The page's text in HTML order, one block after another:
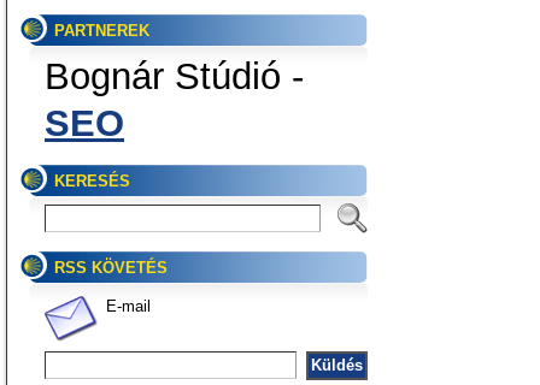
PARTNEREK
Bognár Stúdió -
SEO
KERESÉS
RSS KÖVETÉS
E-mail